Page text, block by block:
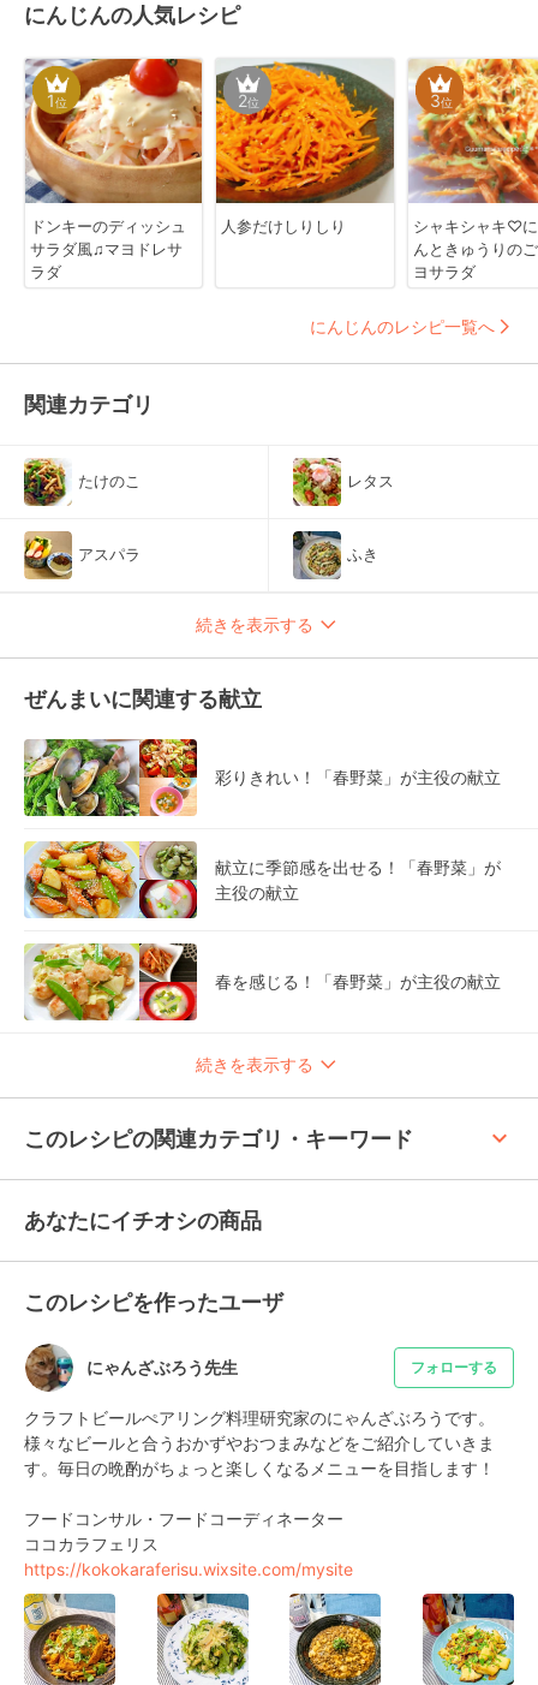
にんじんの人気レシピ
1位
ドンキーのディッシュ
サラダ風♫マヨドレサ
ラダ
2位
人参だけしりしり
3位
シャキシャキ♡
んときゅうりの
ヨサラダ
にんじんのレシピ一覧へ
関連カテゴリ
たけのこ レタス
アスパラ ふき
続きを表示する
ぜんまいに関連する献立
彩りきれい！「春野菜」が主役の献立
献立に季節感を出せる！「春野菜」が
主役の献立
春を感じる！「春野菜」が主役の献立
続きを表示する
このレシピの関連カテゴリ・キーワード keyboard_arrow_up
あなたにイチオシの商品
このレシピを作ったユーザ
にゃんざぶろう先生 フォローする
クラフトビールぺアリング料理研究家のにゃんざぶろうです。
様々なビールと合うおかずやおつまみなどをご紹介していきま
す。毎日の晩酌がちょっと楽しくなるメニューを目指します！
フードコンサル・フードコーディネーター
https://kokokaraferisu.wixsite.com/mysite